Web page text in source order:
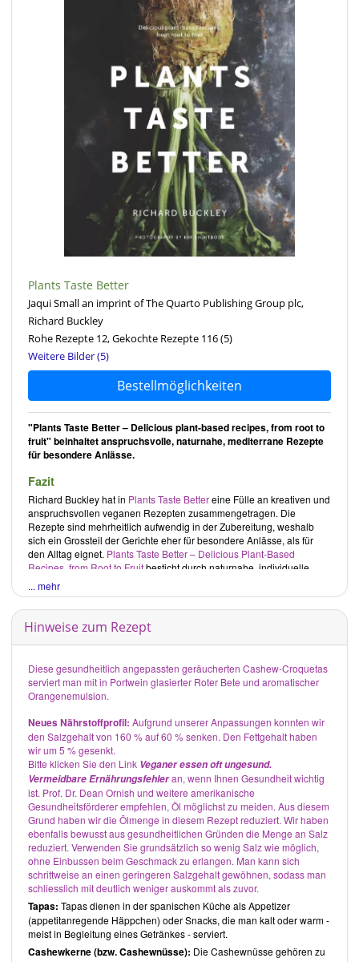
Plants Taste Better
Jaqui Small an imprint of The Quarto Publishing Group plc,
Richard Buckley
Rohe Rezepte 12, Gekochte Rezepte 116(5)
Weitere Bilder (5)
Bestellmöglichkeiten
"Plants Taste Better – Delicious plant-based recipes, from root to
fruit" beinhaltet anspruchsvolle, naturnahe, mediterrane Rezepte
für besondere Anlässe.
Fazit
Richard Buckleyhat in Plants Taste Bettereine Fülle an kreativen und
anspruchsvollen veganen Rezepten zusammengetragen. Die
Rezepte sind mehrheitlich aufwendig in der Zubereitung, weshalb
sich ein Grossteil der Gerichte eher für besondere Anlässe, als für
den Alltag eignet. Plants Taste Better– Delicious Plant-Based
Recipes, from Root to Fruitbesticht durch naturnahe, individuelle
Rezepte auf Restaurantniveau. Ein Kochbuch für den erfahrenen
Koch, der nach Abwechslung in der veganen Küche sucht, oder für all
diejenigen, die eine Herausforderung suchen.
Gesamteindruck
Plants Taste Better– Delicious Plant-Based Recipes, from Root to
Fruit
(Planzen schmecken besser - köstliche pflanzenbasierte
Rezepte von der Wurzel bis zur Frucht) beinhaltet viele innovative,
mediterrane Gerichte auf gehobenem Niveau. Die Zutaten der
zumeist zeitaufwendigen Gerichte sind bis auf wenige Ausnahmen
frisch und nach Anschaffung einiger einzelner in jedem
Biosupermarkt zu finden.
Bei der Mehrzahl der Rezepte ist der Anteil an zugesetztem Öl
erfreulich gering gehalten. Zucker findet sich hauptsächlich in den
wenigen Desserts wieder. Da die Mehrheit der Rezepte
anspruchsvoll sind und nicht selten viele verschiedene Arbeitsschritte
beinhalten, wäre eine Angabe der Zubereitungszeit wünschenswert.
Abbildungen existieren zu vielen, aber nicht allen Gerichten. Hilfreich
sind die zusätzlichen Erklärungen, wie die zur Zubereitung der
verschiedenen Pasta-Sorten.
Plants Taste Better– Delicious Plant-Based Recipes, from Root to
FruitvonRichard Buckleybeinhaltet eine Fülle ausgefallener,
vornehmlich mediterraner, naturnaher, veganer Gerichte der
gehobenen Klasse. Da die Zubereitung nicht selten Konzentration für
paralleles Arbeiten und gute Planung voraussetzt, ist das Buch für
spezielle Anlässe und vornehmlich erfahrene Köche vorbehalten.
Plants Taste Better
oder beiAmazonerhältlich.
... mehr
Hinweise zum Rezept
Diese gesundheitlich angepassten geräucherten Cashew-Croquetas
serviert man mit in Portwein glasierter Roter Bete und aromatischer
Orangenemulsion.
Neues Nährstoffprofil: Aufgrund unserer Anpassungen konnten wir
den Salzgehalt von 160 % auf 60 % senken. Den Fettgehalt haben
wir um 5 % gesenkt.
Bitte klicken Sie den Link Veganer essen oft ungesund.
Vermeidbare Ernährungsfehleran, wenn Ihnen Gesundheit wichtig
ist. Prof. Dr. Dean Ornish und weitere amerikanische
Gesundheitsförderer empfehlen, Öl möglichst zu meiden. Aus diesem
Grund haben wir die Ölmenge in diesem Rezept reduziert. Wir haben
ebenfalls bewusst aus gesundheitlichen Gründen die Menge an Salz
reduziert. Verwenden Sie grundsätzlich so wenig Salz wie möglich,
ohne Einbussen beim Geschmack zu erlangen. Man kann sich
schrittweise an einen geringeren Salzgehalt gewöhnen, sodass man
schliesslich mit deutlich weniger auskommt als zuvor.
Tapas: Tapas dienen in der spanischen Küche als Appetizer
(appetitanregende Häppchen) oder Snacks, die man kalt oder warm -
meist in Begleitung eines Getränkes - serviert.
Cashewkerne (bzw. Cashewnüsse): Die Cashewnüsse gehören zu